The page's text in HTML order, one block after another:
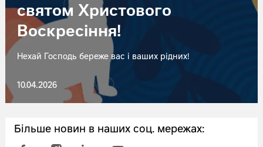
святом Христового
Воскресіння!
Нехай Господь береже вас і ваших рідних!
10.04.2026
Більше новин в наших соц. мережах: